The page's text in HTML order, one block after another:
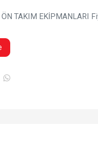
TAKIM EKİPMANLARI